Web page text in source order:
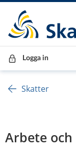
Till innehåll
Till navigationen
Till chattrobot
Logga in
Skatter
Arbete